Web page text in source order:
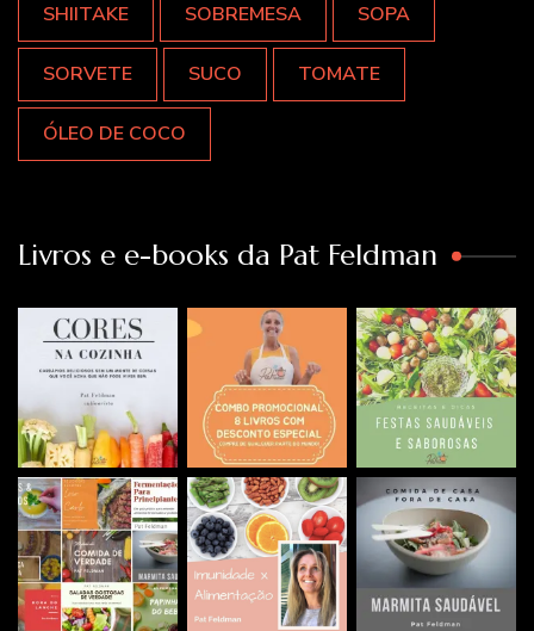
SHIITAKE SOBREMESA SOPA
SORVETE SUCO TOMATE
ÓLEO DE COCO
Livros e e-books da Pat Feldman